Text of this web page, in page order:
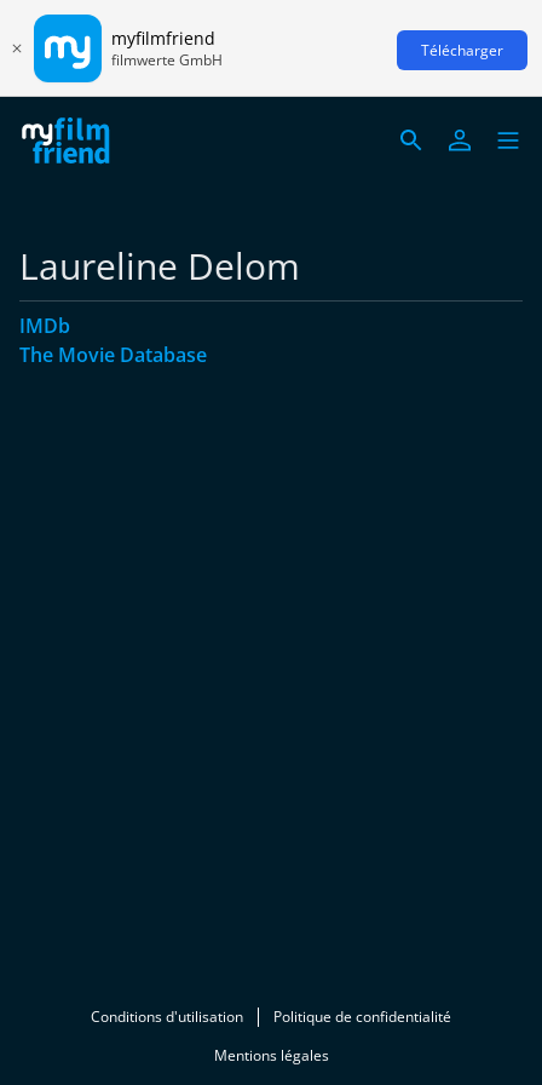
myfilmfriend
filmwerte GmbH Télécharger
Laureline Delom
IMDb
The Movie Database
Conditions d'utilisation
Politique de confidentialité
Mentions légales